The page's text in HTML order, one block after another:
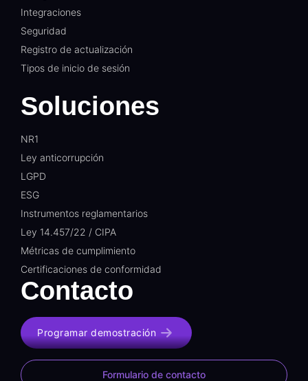
Integraciones
Seguridad
Registro de actualización
Tipos de inicio de sesión
Soluciones
NR1
Ley anticorrupción
LGPD
ESG
Instrumentos reglamentarios
Ley 14.457/22 / CIPA
Métricas de cumplimiento
Certificaciones de conformidad
Contacto
Programar demostración
Formulario de contacto